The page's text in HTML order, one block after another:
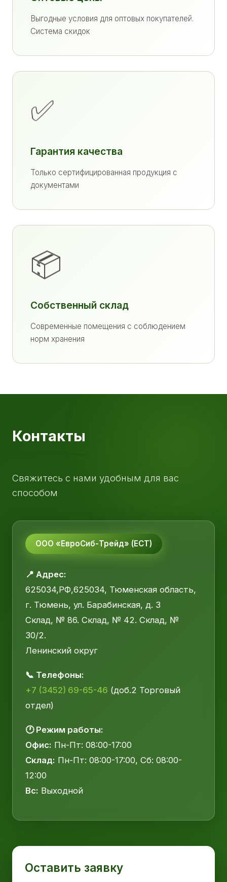
Выгодные условия для оптовых покупателей.
Система скидок
✅
Гарантия качества
Только сертифицированная продукция с
документами
📦
Собственный склад
Современные помещения с соблюдением
норм хранения
Контакты
Свяжитесь с нами удобным для вас
способом
ООО «ЕвроСиб-Трейд» (ЕСТ)
📍 Адрес:
625034,РФ,625034, Тюменская область,
г. Тюмень, ул. Барабинская, д. 3
Склад, № 86. Склад, № 42. Склад, №
30/2.
Ленинский округ
📞 Телефоны:
+7 (3452) 69-65-46 (доб.2 Торговый
отдел)
🕐 Режим работы:
Офис: Пн-Пт: 08:00-17:00
Склад: Пн-Пт: 08:00-17:00, Сб: 08:00-
12:00
Вс: Выходной
Оставить заявку